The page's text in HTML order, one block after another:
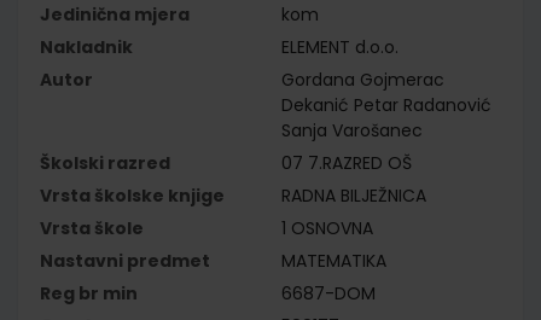
Jedinična mjera
kom
Nakladnik
ELEMENT d.o.o.
Autor
Gordana Gojmerac
Dekanić Petar Radanović
Sanja Varošanec
Školski razred
07 7.RAZRED OŠ
Vrsta školske knjige
RADNA BILJEŽNICA
Vrsta škole
1 OSNOVNA
Nastavni predmet
MATEMATIKA
Reg br min
6687-DOM